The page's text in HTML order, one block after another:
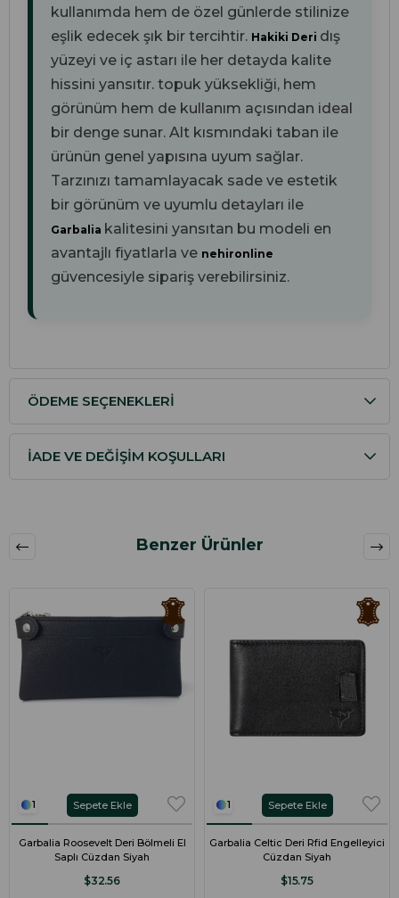
kullanımda hem de özel günlerde stilinize
eşlik edecek şık bir tercihtir. Hakiki Deri dış
yüzeyi ve iç astarı ile her detayda kalite
hissini yansıtır. topuk yüksekliği, hem
görünüm hem de kullanım açısından ideal
bir denge sunar. Alt kısmındaki taban ile
ürünün genel yapısına uyum sağlar.
Tarzınızı tamamlayacak sade ve estetik
bir görünüm ve uyumlu detayları ile
Garbalia kalitesini yansıtan bu modeli en
avantajlı fiyatlarla ve nehironline
güvencesiyle sipariş verebilirsiniz.
ÖDEME SEÇENEKLERI
İADE VE DEĞIŞIM KOŞULLARI
Benzer Ürünler
1
Garbalia Roosevelt Deri Bölmeli El
Saplı Cüzdan Siyah
$32.56
Sepete Ekle 1
Garbalia Celtic Deri Rfid Engelleyici
Cüzdan Siyah
$15.75
Sepete Ekle